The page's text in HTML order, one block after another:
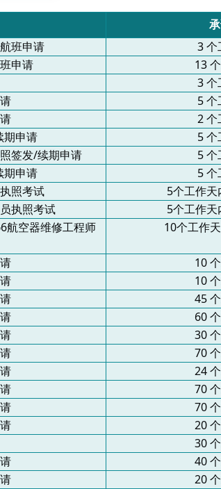
班申请 3个
申请 13
3个
5个
2个
期申请 5个
签发/续期申请 5个
期申请 5个
照考试 5个工作天
执照考试
5个工作天
航空器维修工程师
10个工作
10
10
45
60
30
70
24
70
70
20
30
40
20